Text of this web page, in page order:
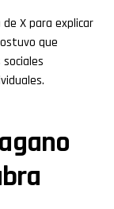
X para explicar
que